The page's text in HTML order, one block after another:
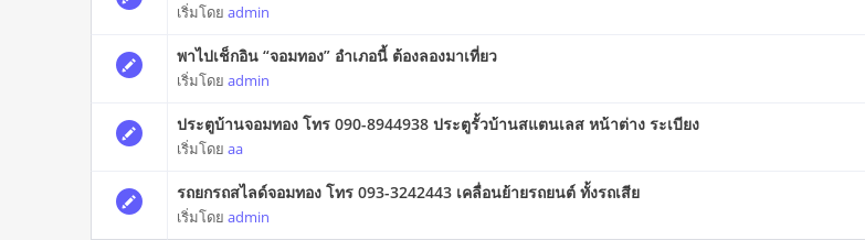
เริ่มโดยadmin
พาไปเช็กอิน “จอมทอง” อำเภอนี้ ต้องลองมาเที่ยว
เริ่มโดยadmin
ประตูบ้านจอมทอง โทร 090-8944938 ประตูรั้วบ้านสแตนเลส หน้าต่าง ระเบียง
เริ่มโดยaa
รถยกรถสไลด์จอมทอง โทร 093-3242443 เคลื่อนย้ายรถยนต์ ทั้งรถเสีย
เริ่มโดยadmin